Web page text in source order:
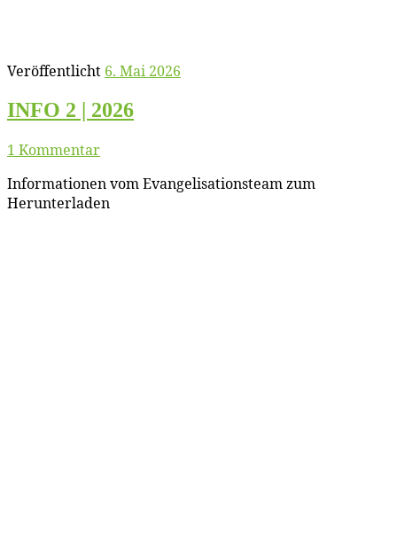
Veröffentlicht 6. Mai 2026
INFO 2 | 2026
1 Kommentar
In­for­ma­tio­nen vom Evan­ge­li­sa­ti­ons­team zum
Herunterladen